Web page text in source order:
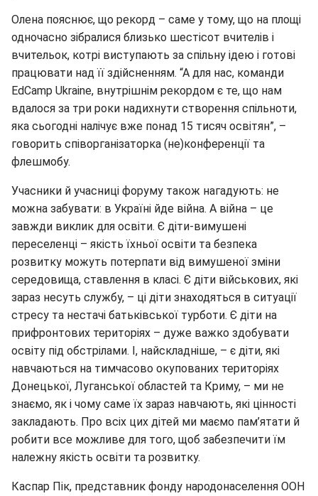
Олена пояснює, що рекорд – саме у тому, що на площі
одночасно зібралися близько шестісот вчителів і
вчительок, котрі виступають за спільну ідею і готові
працювати над її здійсненням. “А для нас, команди
EdCamp Ukraine, внутрішнім рекордом є те, що нам
вдалося за три роки надихнути створення спільноти,
яка сьогодні налічує вже понад 15 тисяч освітян”, –
говорить співорганізаторка (не)конференції та
флешмобу.
Учасники й учасниці форуму також нагадують: не
можна забувати: в Україні йде війна. А війна – це
завжди виклик для освіти. Є діти-вимушені
переселенці – якість їхньої освіти та безпека
розвитку можуть потерпати від вимушеної зміни
середовища, ставлення в класі. Є діти військових, які
зараз несуть службу, – ці діти знаходяться в ситуації
стресу та нестачі батьківської турботи. Є діти на
прифронтових територіях – дуже важко здобувати
освіту під обстрілами. І, найскладніше, – є діти, які
навчаються на тимчасово окупованих територіях
Донецької, Луганської областей та Криму, – ми не
знаємо, як і чому саме їх зараз навчають, які цінності
закладають. Про всіх цих дітей ми маємо пам’ятати й
робити все можливе для того, щоб забезпечити їм
належну якість освіти та розвитку.
Каспар Пік, представник фонду народонаселення ООН